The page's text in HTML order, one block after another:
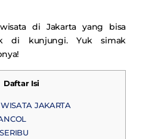
di Jakarta yang bisa
di kunjungi. Yuk simak
Daftar Isi
JAKARTA